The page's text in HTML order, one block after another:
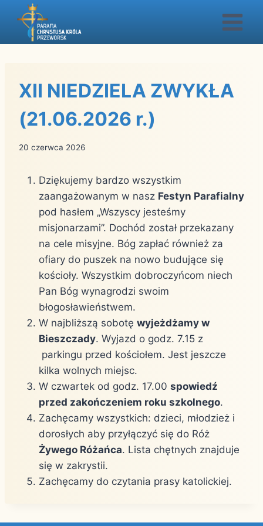
Przejdź
XII NIEDZIELA ZWYKŁA
(21.06.2026 r.)
20 czerwca 2026
Dziękujemy bardzo wszystkim
zaangażowanym w nasz Festyn Parafialny
pod hasłem „Wszyscy jesteśmy
misjonarzami”. Dochód został przekazany
na cele misyjne. Bóg zapłać również za
ofiary do puszek na nowo budujące się
kościoły. Wszystkim dobroczyńcom niech
Pan Bóg wynagrodzi swoim
błogosławieństwem.
W najbliższą sobotę wyjeżdżamy w
Bieszczady. Wyjazd o godz. 7.15 z
parkingu przed kościołem. Jest jeszcze
kilka wolnych miejsc.
W czwartek od godz. 17.00 spowiedź
przed zakończeniem roku szkolnego.
Zachęcamy wszystkich: dzieci, młodzież i
dorosłych aby przyłączyć się do Róż
Żywego Różańca. Lista chętnych znajduje
się w zakrystii.
Zachęcamy do czytania prasy katolickiej.